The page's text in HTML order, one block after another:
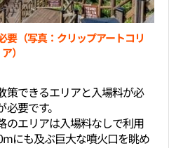
要（写真：クリップアートコリ
ア）
策できるエリアと入場料が必
要です。
のエリアは入場料なしで利用
にも及ぶ巨大な噴火口を眺め